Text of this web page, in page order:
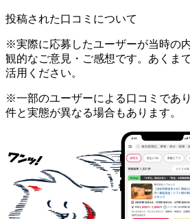
投稿された口コミについて
※実際に応募したユーザーが当時の
観的なご意見・ご感想です。あくま
活用ください。
※一部のユーザーによる口コミであ
件と実態が異なる場合もあります。